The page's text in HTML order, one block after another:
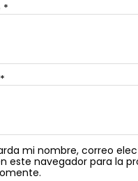
*
*
mi nombre, correo
este navegador para la